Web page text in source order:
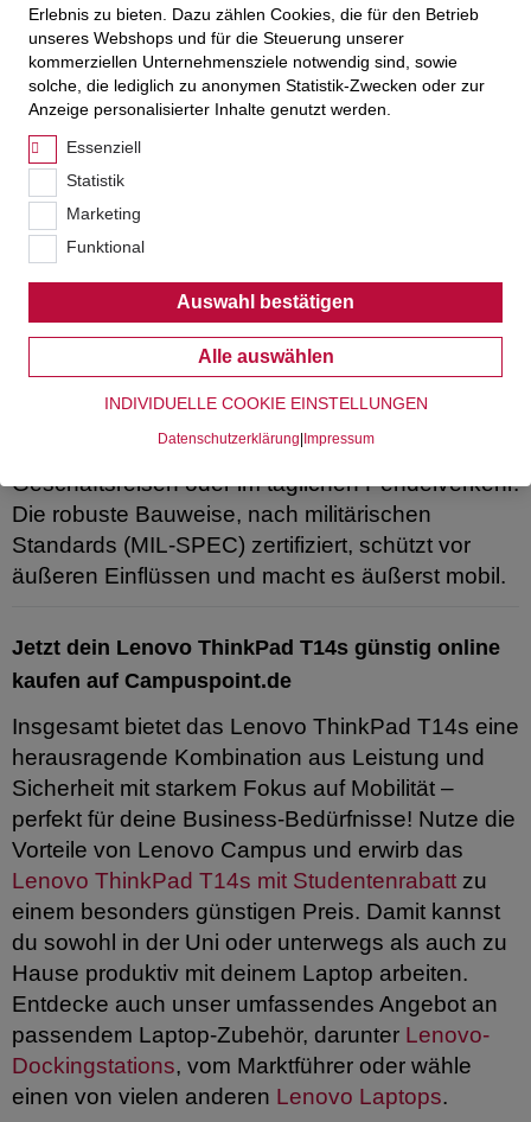
Erlebnis zu bieten. Dazu zählen Cookies, die für den Betrieb
unseres Webshops und für die Steuerung unserer
kommerziellen Unternehmensziele notwendig sind, sowie
solche, die lediglich zu anonymen Statistik-Zwecken oder zur
Anzeige personalisierter Inhalte genutzt werden.
Essenziell
Statistik
Marketing
Funktional
Auswahl bestätigen
Alle auswählen
INDIVIDUELLE COOKIE EINSTELLUNGEN
Datenschutzerklärung|Impressum
Als hochwertiges Business-Notebook punktet das
Lenovo ThinkPad T14s mit einer Reihe von
Sicherheitsfeatures. Dazu gehören ein
Fingerabdrucksensor, eine Infrarot-Kamera mit
Gesichtserkennung und ein TPM-Chip, um deine
Daten zu schützen. Lenovo ThinkShield sorgt als
umfassende Sicherheitslösung zudem für Schutz
im Unternehmensumfeld.
Ist das Lenovo ThinkPad T14s leicht und mobil?
Mit einem Gewicht ab nur etwa 1,21 kg und
schlanken Bauweisemit einer Höhe von
hervorragend für unterwegs – sei es auf
Geschäftsreisen oder im täglichen Pendelverkehr.
Die robuste Bauweise, nach militärischen
Standards (MIL-SPEC) zertifiziert, schützt vor
äußeren Einflüssen und macht es äußerst mobil.
Jetzt dein Lenovo ThinkPad T14s günstig online
kaufen auf Campuspoint.de
Insgesamt bietet das Lenovo ThinkPad T14s eine
herausragende Kombination aus Leistung und
Sicherheit mit starkem Fokus auf Mobilität –
perfekt für deine Business-Bedürfnisse! Nutze die
Vorteile von Lenovo Campus und erwirb das
Lenovo ThinkPad T14s mit Studentenrabatt zu
einem besonders günstigen Preis. Damit kannst
du sowohl in der Uni oder unterwegs als auch zu
Hause produktiv mit deinem Laptop arbeiten.
Entdecke auch unser umfassendes Angebot an
passendem Laptop-Zubehör, darunter Lenovo-
Dockingstations, vom Marktführer oder wähle
einen von vielen anderen Lenovo Laptops.